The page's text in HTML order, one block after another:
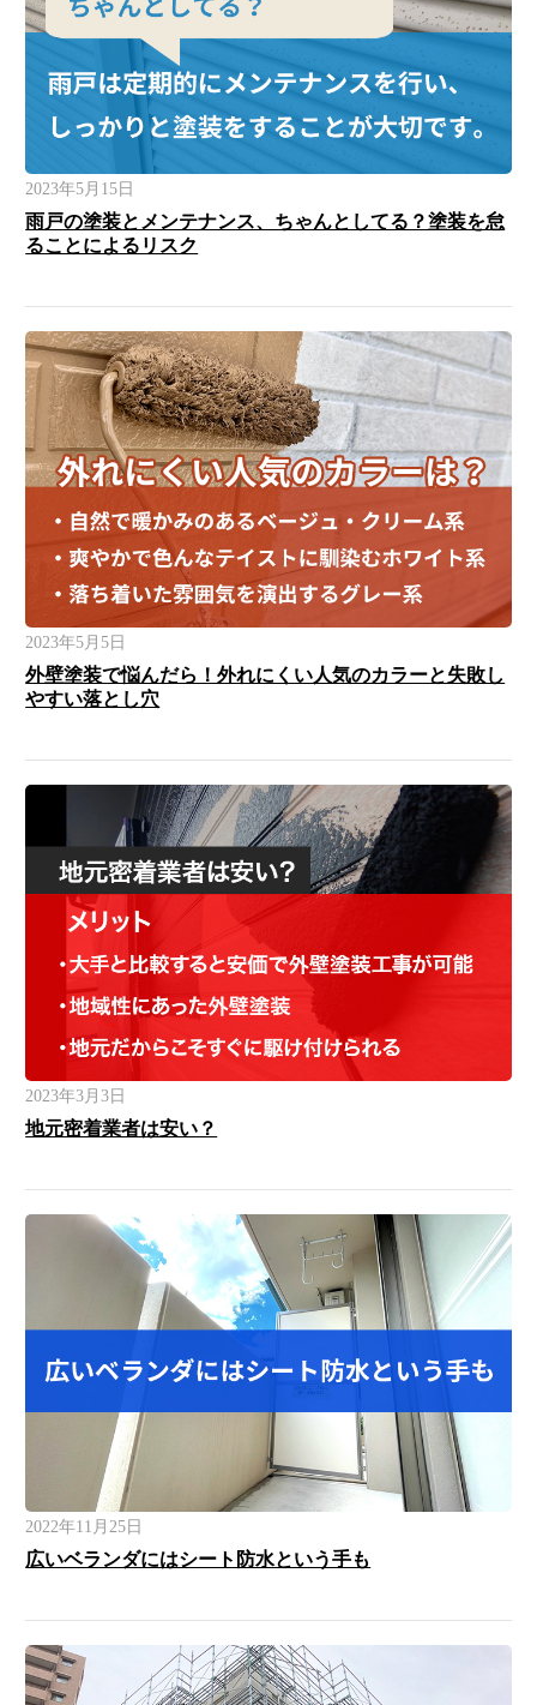
2023年5月15日
雨戸の塗装とメンテナンス、ちゃんとしてる？塗装を怠
ることによるリスク
2023年5月5日
外壁塗装で悩んだら！外れにくい人気のカラーと失敗し
やすい落とし穴
2023年3月3日
地元密着業者は安い？
2022年11月25日
広いベランダにはシート防水という手も